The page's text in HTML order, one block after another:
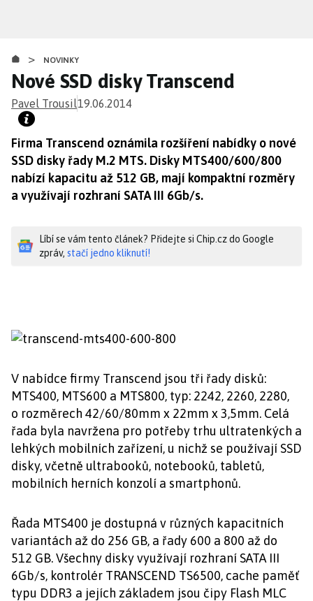
obsahu
> NOVINKY
Nové SSD disky Transcend
Pavel Trousil19.06.2014
Firma Transcend oznámila rozšíření nabídky o nové
SSD disky řady M.2 MTS. Disky MTS400/600/800
nabízí kapacitu až 512 GB, mají kompaktní rozměry
a využívají rozhraní SATA III 6Gb/s.
Líbí se vám tento článek? Přidejte si Chip.cz do Google
zpráv, stačí jedno kliknutí!
V nabídce firmy Transcend jsou tři řady disků:
MTS400, MTS600 a MTS800, typ: 2242, 2260, 2280,
o rozměrech 42/60/80mm x 22mm x 3,5mm. Celá
řada byla navržena pro potřeby trhu ultratenkých a
lehkých mobilních zařízení, u nichž se používají SSD
disky, včetně ultrabooků, notebooků, tabletů,
mobilních herních konzolí a smartphonů.
Řada MTS400 je dostupná v různých kapacitních
variantách až do 256 GB, a řady 600 a 800 až do
512 GB. Všechny disky využívají rozhraní SATA III
6Gb/s, kontrolér TRANSCEND TS6500, cache paměť
typu DDR3 a jejích základem jsou čipy Flash MLC